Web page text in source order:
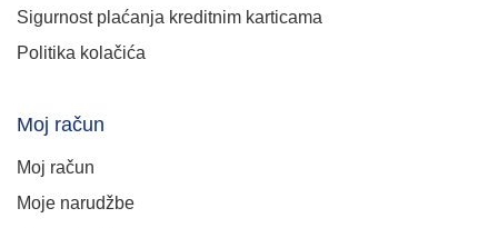
Sigurnost plaćanja kreditnim karticama
Politika kolačića
Moj račun
Moj račun
Moje narudžbe